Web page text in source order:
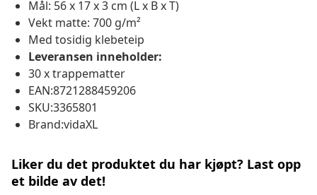
Mål: 56 x 17 x 3 cm (L x B x T)
Vekt matte: 700 g/m²
Med tosidig klebeteip
Leveransen inneholder:
30 x trappematter
EAN:8721288459206
SKU:3365801
Brand:vidaXL
Liker du det produktet du har kjøpt? Last opp
et bilde av det!